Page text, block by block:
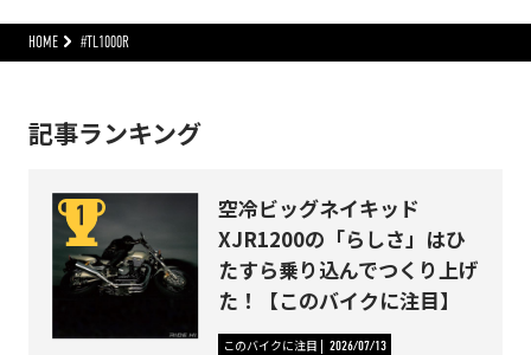
HOME #TL1000R
記事ランキング
空冷ビッグネイキッド
XJR1200の「らしさ」はひ
たすら乗り込んでつくり上げ
た！【このバイクに注目】
このバイクに注目 2026/07/13